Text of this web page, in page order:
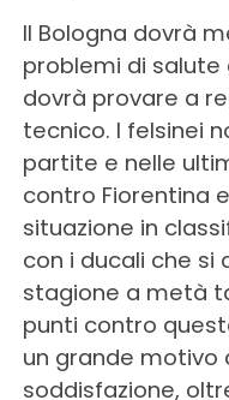
Il Bologna dovrà
problemi di salute
dovrà provare a
tecnico. I felsinei
partite e nelle
contro Fiorentina
situazione in
con i ducali che si
stagione a metà
punti contro
un grande motivo
soddisfazione,